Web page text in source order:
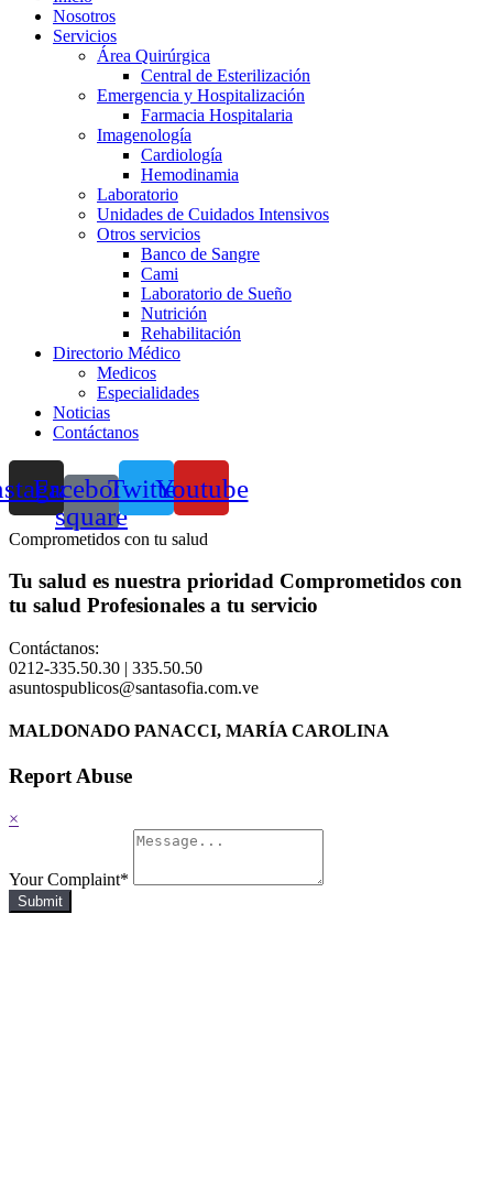
Nosotros
Servicios
Área Quirúrgica
Central de Esterilización
Emergencia y Hospitalización
Farmacia Hospitalaria
Imagenología
Cardiología
Hemodinamia
Laboratorio
Unidades de Cuidados Intensivos
Otros servicios
Banco de Sangre
Cami
Laboratorio de Sueño
Nutrición
Rehabilitación
Directorio Médico
Medicos
Especialidades
Noticias
Contáctanos
Facebook-
square
TwitterYoutube
Comprometidos con tu salud
Tu salud es nuestra prioridad Comprometidos con
tu salud Profesionales a tu servicio
Contáctanos:
0212-335.50.30 | 335.50.50
asuntospublicos@santasofia.com.ve
MALDONADO PANACCI, MARÍA CAROLINA
Report Abuse
×
Your Complaint*
Submit